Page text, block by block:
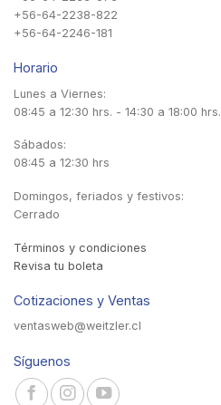
+56-64-2238-822
+56-64-2246-181
Horario
Lunes a Viernes:
08:45 a 12:30 hrs. - 14:30 a 18:00 hrs.
Sábados:
08:45 a 12:30 hrs
Domingos, feriados y festivos:
Cerrado
Términos y condiciones
Revisa tu boleta
Cotizaciones y Ventas
ventasweb@weitzler.cl
Síguenos